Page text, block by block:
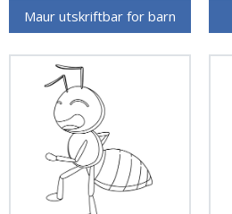
Maur utskriftbar for barn